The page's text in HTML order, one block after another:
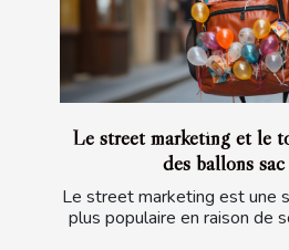
Le street marketing et le
des ballons
Le street marketing est une
plus populaire en raison de